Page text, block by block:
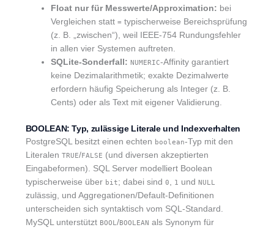
Float nur für Messwerte/Approximation: bei
Vergleichen statt = typischerweise Bereichsprüfung
(z. B. „zwischen“), weil IEEE‑754 Rundungsfehler
in allen vier Systemen auftreten.
SQLite-Sonderfall: NUMERIC-Affinity garantiert
keine Dezimalarithmetik; exakte Dezimalwerte
erfordern häufig Speicherung als Integer (z. B.
Cents) oder als Text mit eigener Validierung.
BOOLEAN: Typ, zulässige Literale und Indexverhalten
PostgreSQL besitzt einen echten boolean-Typ mit den
Literalen TRUE/FALSE (und diversen akzeptierten
Eingabeformen). SQL Server modelliert Boolean
typischerweise über bit; dabei sind 0 1 und NULL
zulässig, und Aggregationen/Default-Definitionen
unterscheiden sich syntaktisch vom SQL-Standard.
MySQL unterstützt BOOL/BOOLEAN als Synonym für